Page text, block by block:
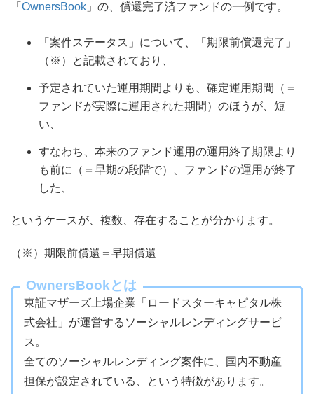
「 OwnersBook 」の、償還完了済ファンドの一例です。
「案件ステータス」について、「期限前償還完了」
（※）と記載されており、
予定されていた運用期間よりも、確定運用期間（＝
ファンドが実際に運用された期間）のほうが、短
い、
すなわち、本来のファンド運用の運用終了期限より
も前に（＝早期の段階で）、ファンドの運用が終了
した、
というケースが、複数、存在することが分かります。
（※）期限前償還＝早期償還
OwnersBookとは
東証マザーズ上場企業「ロードスターキャピタル株
式会社」が運営するソーシャルレンディングサービ
ス。
全てのソーシャルレンディング案件に、国内不動産
担保が設定されている、という特徴があります。